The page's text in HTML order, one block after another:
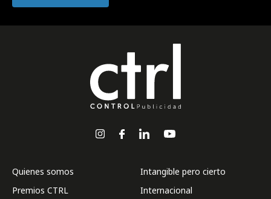
Quienes somos
Premios CTRL
Intangible pero cierto
Internacional